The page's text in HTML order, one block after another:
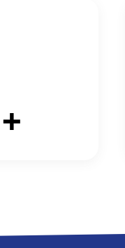
+